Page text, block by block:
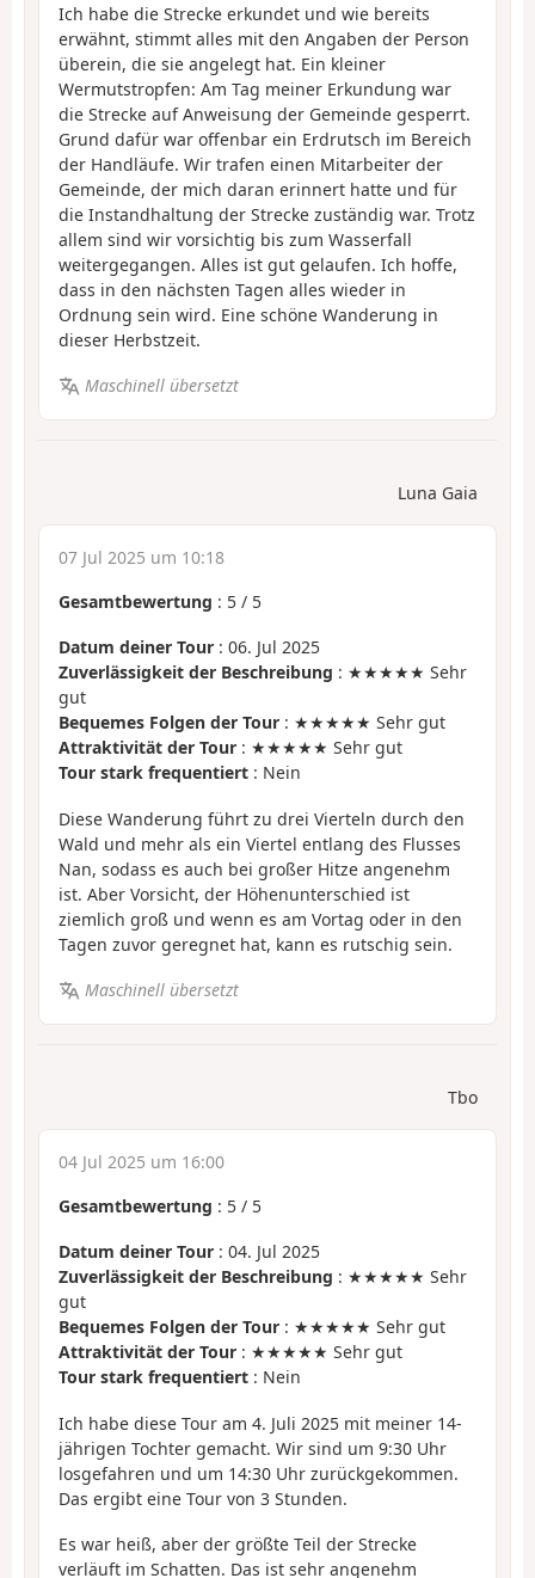
Ich habe die Strecke erkundet und wie bereits
erwähnt, stimmt alles mit den Angaben der Person
überein, die sie angelegt hat. Ein kleiner
Wermutstropfen: Am Tag meiner Erkundung war
die Strecke auf Anweisung der Gemeinde gesperrt.
Grund dafür war offenbar ein Erdrutsch im Bereich
der Handläufe. Wir trafen einen Mitarbeiter der
Gemeinde, der mich daran erinnert hatte und für
die Instandhaltung der Strecke zuständig war. Trotz
allem sind wir vorsichtig bis zum Wasserfall
weitergegangen. Alles ist gut gelaufen. Ich hoffe,
dass in den nächsten Tagen alles wieder in
Ordnung sein wird. Eine schöne Wanderung in
dieser Herbstzeit.
Maschinell übersetzt
Luna Gaia
07 Jul 2025 um 10:18
Gesamtbewertung : 5 / 5
Datum deiner Tour : 06. Jul 2025
Zuverlässigkeit der Beschreibung : ★★★★★ Sehr
gut
Bequemes Folgen der Tour : ★★★★★ Sehr gut
Attraktivität der Tour : ★★★★★ Sehr gut
Tour stark frequentiert : Nein
Diese Wanderung führt zu drei Vierteln durch den
Wald und mehr als ein Viertel entlang des Flusses
Nan, sodass es auch bei großer Hitze angenehm
ist. Aber Vorsicht, der Höhenunterschied ist
ziemlich groß und wenn es am Vortag oder in den
Tagen zuvor geregnet hat, kann es rutschig sein.
Maschinell übersetzt
Tbo
04 Jul 2025 um 16:00
Gesamtbewertung : 5 / 5
Datum deiner Tour : 04. Jul 2025
Zuverlässigkeit der Beschreibung : ★★★★★ Sehr
gut
Bequemes Folgen der Tour : ★★★★★ Sehr gut
Attraktivität der Tour : ★★★★★ Sehr gut
Tour stark frequentiert : Nein
Ich habe diese Tour am 4. Juli 2025 mit meiner 14-
jährigen Tochter gemacht. Wir sind um 9:30 Uhr
losgefahren und um 14:30 Uhr zurückgekommen.
Das ergibt eine Tour von 3 Stunden.
Es war heiß, aber der größte Teil der Strecke
verläuft im Schatten. Das ist sehr angenehm